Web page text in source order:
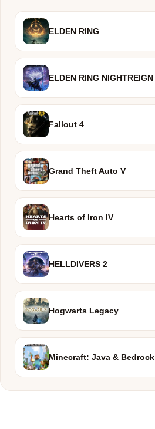
ELDEN RING
ELDEN RING NIGHTREIGN
Fallout 4
Grand Theft Auto V
Hearts of Iron IV
HELLDIVERS 2
Hogwarts Legacy
Minecraft: Java & Bedrock